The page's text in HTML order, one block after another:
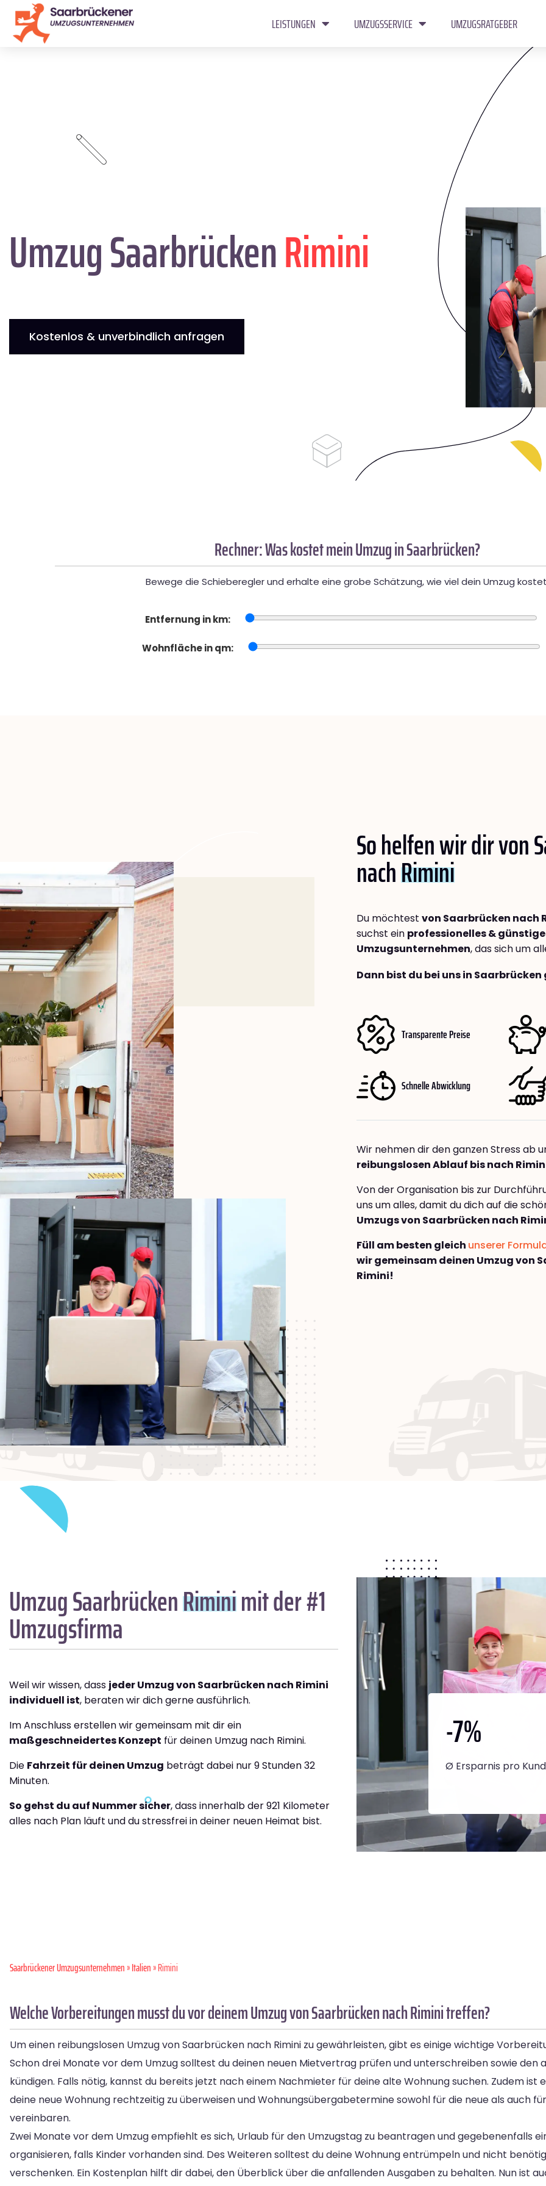
LEISTUNGEN UMZUGSSERVICE UMZUGSRATGEBER
Umzug SaarbrückenRimini
Kostenlos & unverbindlich anfragen
Rechner: Was kostet mein Umzug in Saarbrücken?
Bewege die Schieberegler und erhalte eine grobe Schätzung, wie viel dein Umzug
Entfernung in km:
Wohnfläche in qm:
So helfen wir dir von
nachRimini
Du möchtest von Saarbrücken nach
suchst ein professionelles &
Umzugsunternehmen, das sich um
Dann bist du bei uns in
Transparente Preise
Schnelle Abwicklung
Wir nehmen dir den ganzen Stress ab
reibungslosen Ablauf bis nach
Von der Organisation bis zur
uns um alles, damit du dich auf die
Umzugs von Saarbrücken nach
Füll am besten gleich unserer
wir gemeinsam deinen Umzug von
Rimini!
Umzug SaarbrückenRiminimit der #1
Umzugsfirma
Weil wir wissen, dass jeder Umzug von Saarbrücken nach Rimini
individuell ist, beraten wir dich gerne ausführlich.
Im Anschluss erstellen wir gemeinsam mit dir ein
maßgeschneidertes Konzept für deinen Umzug nach Rimini.
Die Fahrzeit für deinen Umzug beträgt dabei nur 9 Stunden 32
Minuten.
So gehst du auf Nummer sicher, dass innerhalb der 921 Kilometer
alles nach Plan läuft und du stressfrei in deiner neuen Heimat bist.
-7%
Ø Ersparnis pro
Saarbrückener Umzugsunternehmen»Italien» Rimini
Welche Vorbereitungen musst du vor deinem Umzug von Saarbrücken nach Rimini treffen?
Um einen reibungslosen Umzug von Saarbrücken nach Rimini zu gewährleisten, gibt es einige wichtige
Schon drei Monate vor dem Umzug solltest du deinen neuen Mietvertrag prüfen und unterschreiben sowie
kündigen. Falls nötig, kannst du bereits jetzt nach einem Nachmieter für deine alte Wohnung suchen. Zudem ist
deine neue Wohnung rechtzeitig zu überweisen und Wohnungsübergabetermine sowohl für die neue als auch
vereinbaren.
Zwei Monate vor dem Umzug empfiehlt es sich, Urlaub für den Umzugstag zu beantragen und gegebenenfalls
organisieren, falls Kinder vorhanden sind. Des Weiteren solltest du deine Wohnung entrümpeln und nicht
verschenken. Ein Kostenplan hilft dir dabei, den Überblick über die anfallenden Ausgaben zu behalten. Nun ist